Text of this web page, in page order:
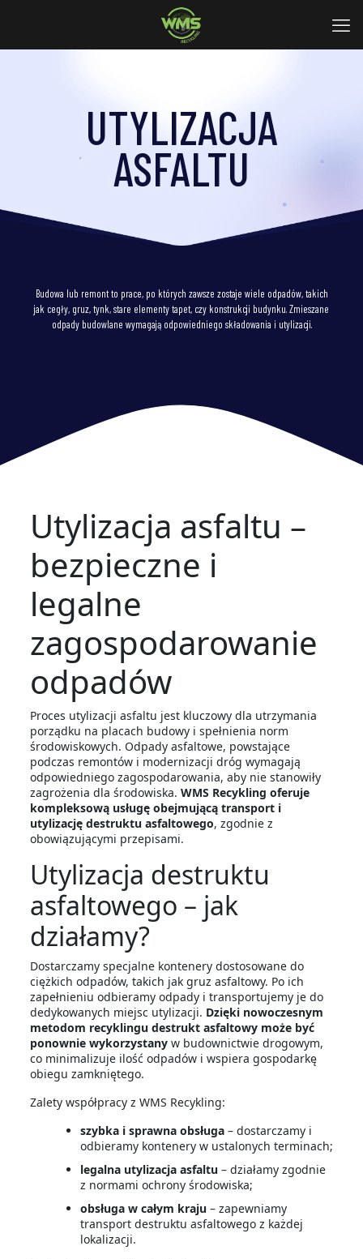
UTYLIZACJA
ASFALTU
Budowa lub remont to prace, po których zawsze zostaje wiele odpadów, takich
jak cegły, gruz, tynk, stare elementy tapet, czy konstrukcji budynku. Zmieszane
odpady budowlane wymagają odpowiedniego składowania i utylizacji.
Utylizacja asfaltu –
bezpieczne i
legalne
zagospodarowanie
odpadów
Proces utylizacji asfaltu jest kluczowy dla utrzymania
porządku na placach budowy i spełnienia norm
środowiskowych. Odpady asfaltowe, powstające
podczas remontów i modernizacji dróg wymagają
odpowiedniego zagospodarowania, aby nie stanowiły
zagrożenia dla środowiska. WMS Recykling oferuje
kompleksową usługę obejmującą transport i
utylizację destruktu asfaltowego, zgodnie z
obowiązującymi przepisami.
Utylizacja destruktu
asfaltowego – jak
działamy?
Dostarczamy specjalne kontenery dostosowane do
ciężkich odpadów, takich jak gruz asfaltowy. Po ich
zapełnieniu odbieramy odpady i transportujemy je do
dedykowanych miejsc utylizacji. Dzięki nowoczesnym
metodom recyklingu destrukt asfaltowy może być
ponownie wykorzystanyw budownictwie drogowym,
co minimalizuje ilość odpadów i wspiera gospodarkę
obiegu zamkniętego.
Zalety współpracy z WMS Recykling:
szybka i sprawna obsługa– dostarczamy i
odbieramy kontenery w ustalonych terminach;
legalna utylizacja asfaltu– działamy zgodnie
z normami ochrony środowiska;
obsługa w całym kraju– zapewniamy
transport destruktu asfaltowego z każdej
lokalizacji.